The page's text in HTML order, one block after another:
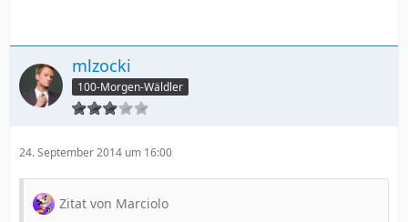
mlzocki
100-Morgen-Wäldler
24. September 2014 um 16:00
Zitat von Marciolo